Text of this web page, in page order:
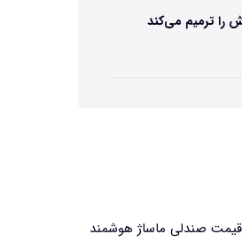
ترمیم می‌کند
رسید
قیمت صندلی ماساژ هوشمند